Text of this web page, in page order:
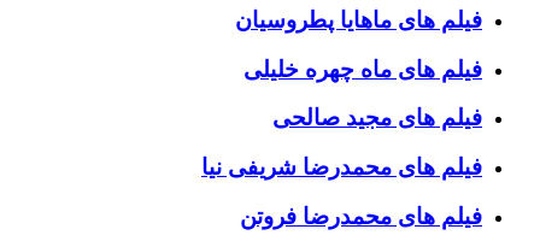
فیلم های ماهایا پطروسیان
فیلم های ماه چهره خلیلی
فیلم های مجید صالحی
فیلم های محمدرضا شریفی نیا
فیلم های محمدرضا فروتن